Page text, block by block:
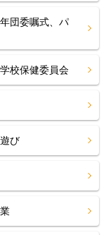
団委嘱式、パ
校保健委員会
び